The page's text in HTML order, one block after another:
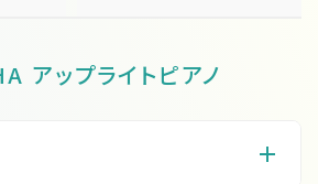
アップライトピアノ